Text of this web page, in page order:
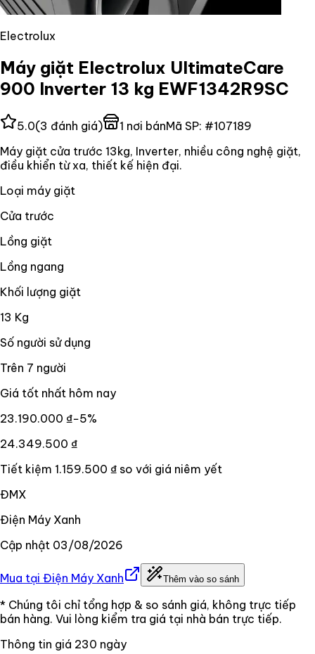
Electrolux
Máy giặt Electrolux UltimateCare
900 Inverter 13 kg EWF1342R9SC
5.0(3 đánh giá) 1 nơi bánMã SP: #107189
Máy giặt cửa trước 13kg, Inverter, nhiều công nghệ giặt,
điều khiển từ xa, thiết kế hiện đại.
Loại máy giặt
Cửa trước
Lồng giặt
Lồng ngang
Khối lượng giặt
13 Kg
Số người sử dụng
Trên 7 người
Giá tốt nhất hôm nay
23.190.000 ₫−5%
24.349.500 ₫
Tiết kiệm 1.159.500 ₫ so với giá niêm yết
ĐMX
Điện Máy Xanh
Cập nhật 03/08/2026
Mua tại Điện Máy Xanh Thêm vào so sánh
* Chúng tôi chỉ tổng hợp & so sánh giá, không trực tiếp
bán hàng. Vui lòng kiểm tra giá tại nhà bán trực tiếp.
Thông tin giá 230 ngày